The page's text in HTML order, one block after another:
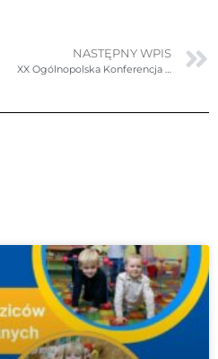
NASTĘPNY WPIS
XX Ogólnopolska Konferencja Kadry Kierowniczej Oświaty